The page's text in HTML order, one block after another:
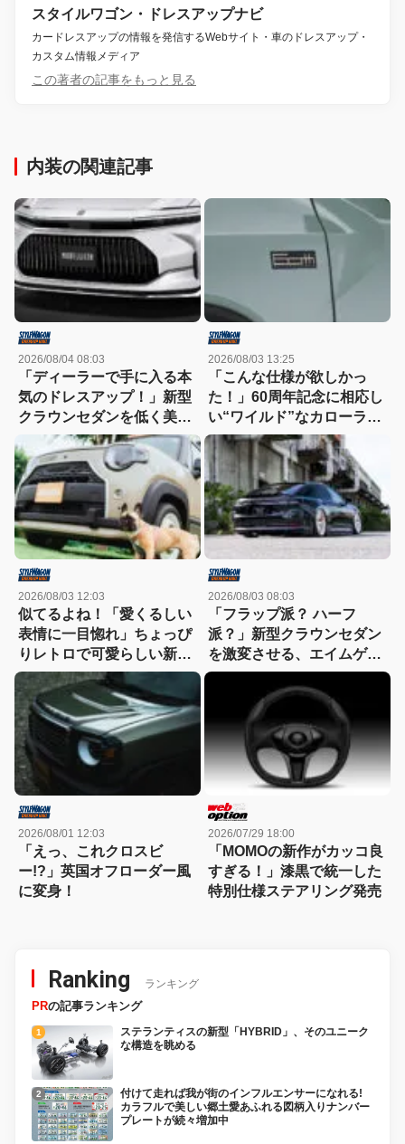
スタイルワゴン・ドレスアップナビ
カードレスアップの情報を発信するWebサイト・車のドレスアップ・
カスタム情報メディア
この著者の記事をもっと見る
内装の関連記事
2026/08/04 08:03
「ディーラーで手に入る本
気のドレスアップ！」新型
クラウンセダンを低く美し
く魅せるモデリスタの流儀
2026/08/03 13:25
「こんな仕様が欲しかっ
た！」60周年記念に相応し
い“ワイルド”なカローラク
ロスは366万3000円〜
2026/08/03 12:03
似てるよね！「愛くるしい
表情に一目惚れ」ちょっぴ
りレトロで可愛らしい新型
クロスビーはいかが？
2026/08/03 08:03
「フラップ派？ ハーフ
派？」新型クラウンセダン
を激変させる、エイムゲイ
ンの“本気すぎる2つの選択
2026/08/01 12:03
「えっ、これクロスビ
ー!?」英国オフローダー風
に変身！
2026/07/29 18:00
「MOMOの新作がカッコ良
すぎる！」漆黒で統一した
特別仕様ステアリング発売
Ranking ランキング
PRの記事ランキング
ステランティスの新型「HYBRID」、そのユニーク
な構造を眺める
付けて走れば我が街のインフルエンサーになれる!
カラフルで美しい郷土愛あふれる図柄入りナンバー
プレートが続々増加中